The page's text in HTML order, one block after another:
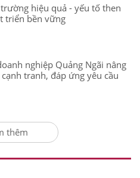
hiệu quả - yếu tố then
triển bền vững
nghiệp Quảng Ngãi nâng
tranh, đáp ứng yêu cầu
thêm